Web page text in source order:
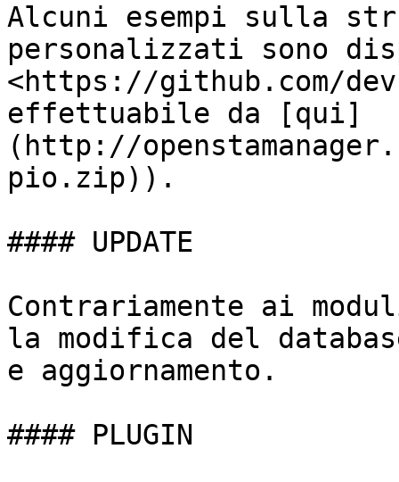
Alcuni esempi sulla
personalizzati sono
<https://github.com/
effettuabile da [qui]
(http://
pio.zip)).
#### UPDATE
Contrariamente ai
la modifica del
e aggiornamento.
#### PLUGIN